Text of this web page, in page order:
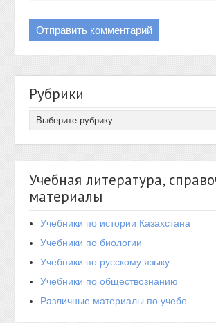
Рубрики
Учебная литература,
материалы
Учебники по истории Казахстана
Учебники по биологии
Учебники по русскому языку
Учебники по обществознанию
Различные материалы по учебе